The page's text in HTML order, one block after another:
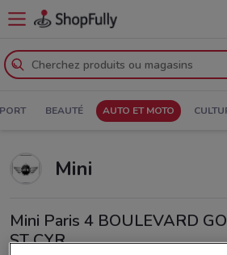
BEAUTÉ AUTO ET MOTO
Mini
Mini Paris 4 BOULEVARD
ST CYR